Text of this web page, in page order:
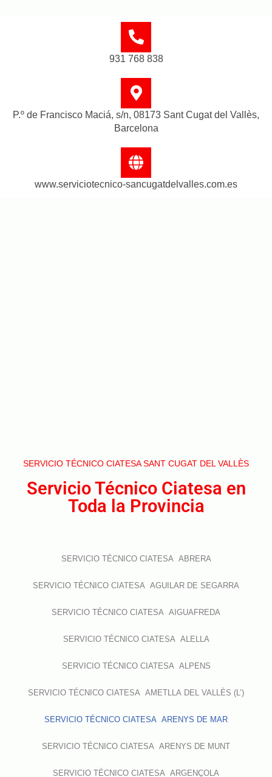
931 768 838
P.º de Francisco Maciá, s/n, 08173 Sant Cugat del Vallès,
Barcelona
www.serviciotecnico-sancugatdelvalles.com.es
SERVICIO TÉCNICO CIATESA SANT CUGAT DEL VALLÈS
Servicio Técnico Ciatesa en
Toda la Provincia
SERVICIO TÉCNICO CIATESA ABRERA
SERVICIO TÉCNICO CIATESA AGUILAR DE SEGARRA
SERVICIO TÉCNICO CIATESA AIGUAFREDA
SERVICIO TÉCNICO CIATESA ALELLA
SERVICIO TÉCNICO CIATESA ALPENS
SERVICIO TÉCNICO CIATESA AMETLLA DEL VALLÈS (L’)
SERVICIO TÉCNICO CIATESA ARENYS DE MAR
SERVICIO TÉCNICO CIATESA ARENYS DE MUNT
SERVICIO TÉCNICO CIATESA ARGENÇOLA